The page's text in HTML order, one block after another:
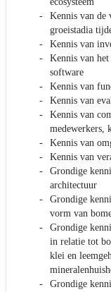
Kennis van de
groeistadia
Kennis van
Kennis van
software
Kennis van
Kennis van
Kennis van
medewerkers,
Kennis van
Kennis van
Grondige
architectuur
Grondige
vorm van
Grondige
in relatie tot
klei en
Grondige